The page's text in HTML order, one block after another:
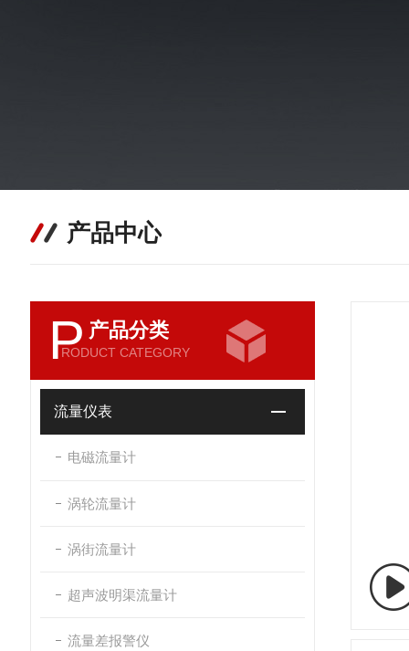
产品中心
P 产品分类
RODUCT CATEGORY
流量仪表
电磁流量计
涡轮流量计
涡街流量计
超声波明渠流量计
流量差报警仪